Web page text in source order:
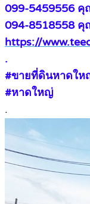
099-5459556 คุ
094-8518558
https://
.
#ขายที่ดินหาดใ
#หาดใหญ่
.